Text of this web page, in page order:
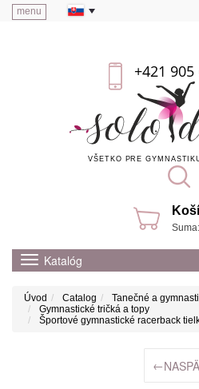
menu
+421 905
VŠETKO PRE
Katalóg
Úvod Catalog
Tanečné a
Gymnastické tričká a topy
Športové gymnastické racerback
←